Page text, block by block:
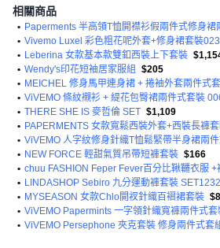
相關商品
• Paperments 半高領T恤開襟衫假兩件式修身裙
• Vivemo Luxel 彩色粗花呢外套+修身裙套裝
• Leberina 女款基本款雙釦西裝上下套裝
• Wendy's印花短袖居家服組
$205
• MEICHEL 修身馬甲連身裙 + 捲袖外套兩件式
• ViVEMO 條紋襯衫 + 緹花包臀裙兩件式套裝
• THERE SHE IS 麥哲倫 SET $1,109
• PAPERMENTS 女款寬鬆西裝外套+西裝長褲
• ViVEMO 人字紋修身針織T恤鬆緊帶半身裙兩
• NEW FORCE 輕甜氣質吊帶短褲套裝 $166
• chuu FASHION Feper Fever百分比鞦韆衣服 +
• LINDASHOP Sebiro 九分運動褲套裝
• MYSEASON 女款Chlo開衩針織百褶裙套裝
• ViVEMO Papermints 一字領針織寬褲兩件式
• ViVEMO Persephone 夾克套裝 修身兩件式套